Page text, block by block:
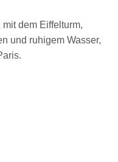
dem Eiffelturm,
und ruhigem Wasser,